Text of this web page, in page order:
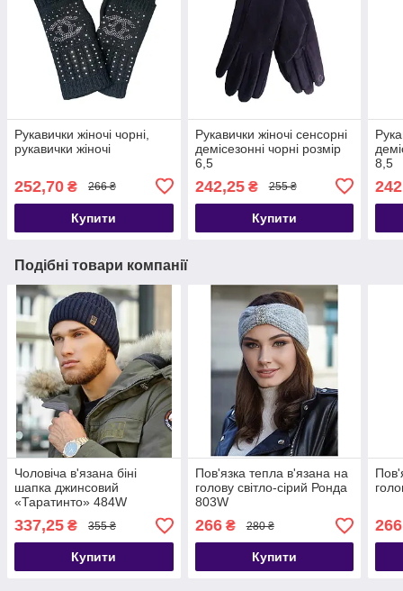
Рукавички жіночі чорні,
рукавички жіночі
252,70 ₴ 266 ₴
Купити
Рукавички жіночі сенсорні
демісезонні чорні розмір
6,5
242,25₴ 255 ₴
Купити
8,5
Подібні товари компанії
Чоловіча в'язана біні
шапка джинсовий
«Таратинто» 484W
337,25 ₴ 355 ₴
Купити
Пов'язка тепла в'язана на
голову світло-сірий Ронда
803W
266₴ 280 ₴
Купити
266